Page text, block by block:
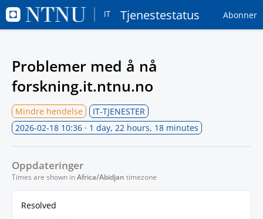
Tjenestestatus Abonner
Problemer med å nå
forskning.it.ntnu.no
Mindre hendelse
IT-TJENESTER
2026-02-18 10:36 · 1 day, 22 hours, 18 minutes
Oppdateringer
Times are shown inAfrica/Abidjan timezone
Resolved